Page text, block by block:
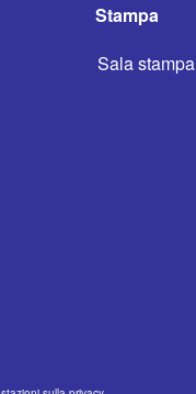
Stampa
Sala stampa